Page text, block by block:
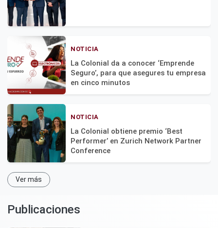
NOTICIA
La Colonial da a conocer ‘Emprende
Seguro’, para que asegures tu empresa
en cinco minutos
NOTICIA
La Colonial obtiene premio ‘Best
Performer’ en Zurich Network Partner
Conference
Ver más
Publicaciones